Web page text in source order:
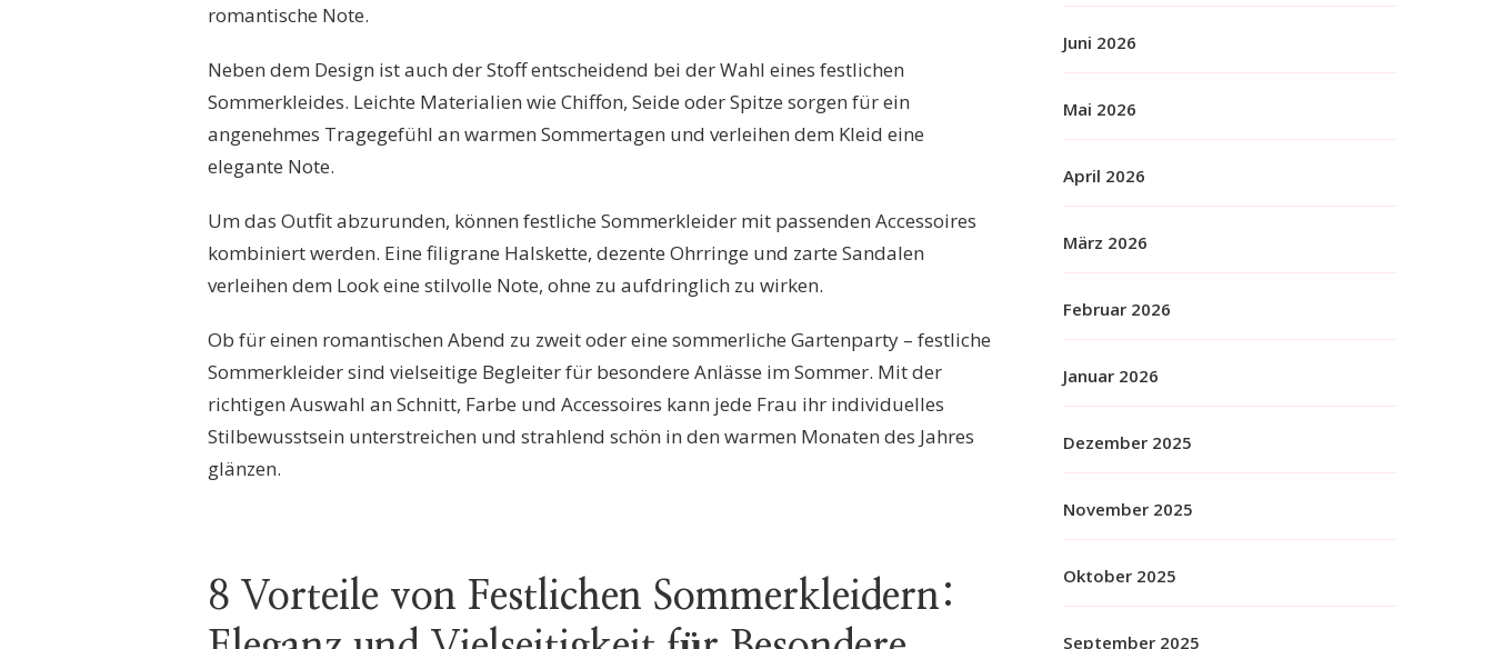
romantische Note.
Neben dem Design ist auch der Stoff entscheidend bei der Wahl eines festlichen
Sommerkleides. Leichte Materialien wie Chiffon, Seide oder Spitze sorgen für ein
angenehmes Tragegefühl an warmen Sommertagen und verleihen dem Kleid eine
elegante Note.
Um das Outfit abzurunden, können festliche Sommerkleider mit passenden Accessoires
kombiniert werden. Eine filigrane Halskette, dezente Ohrringe und zarte Sandalen
verleihen dem Look eine stilvolle Note, ohne zu aufdringlich zu wirken.
Ob für einen romantischen Abend zu zweit oder eine sommerliche Gartenparty – festliche
Sommerkleider sind vielseitige Begleiter für besondere Anlässe im Sommer. Mit der
richtigen Auswahl an Schnitt, Farbe und Accessoires kann jede Frau ihr individuelles
Stilbewusstsein unterstreichen und strahlend schön in den warmen Monaten des Jahres
glänzen.
8 Vorteile von Festlichen Sommerkleidern:
Juni 2026
Mai 2026
April 2026
März 2026
Februar 2026
Januar 2026
Dezember 2025
November 2025
Oktober 2025
September 2025